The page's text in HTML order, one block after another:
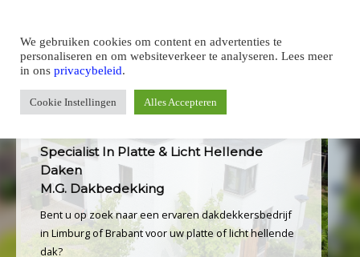
Specialist In Platte & Licht Hellende
Daken
M.G. Dakbedekking
Bent u op zoek naar een ervaren dakdekkersbedrijf
in Limburg of Brabant voor uw platte of licht hellende
dak?
Specialist In Platte & Licht Hellende
Daken
M.G. Dakbedekking
Bent u op zoek naar een ervaren dakdekkersbedrijf
in Limburg of Brabant voor uw platte of licht hellende
dak?
We gebruiken cookies om content en advertenties te
personaliseren en om websiteverkeer te analyseren. Lees meer
in ons privacybeleid.
Cookie Instellingen Alles Accepteren